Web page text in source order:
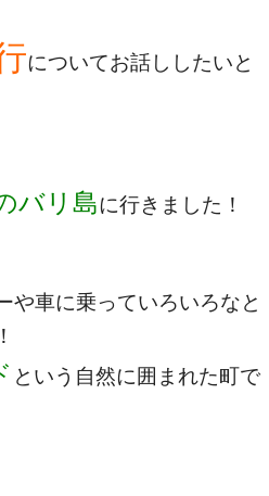
についてお話ししたいと
バリ島に行きました！
や車に乗っていろいろなと
という自然に囲まれた町で